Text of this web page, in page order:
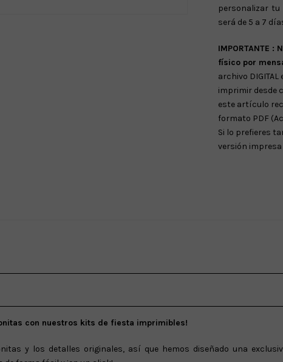
personalizar tu
será de 5 a 7
IMPORTANTE
físico por
archivo
imprimir desde
este artículo
formato PDF
Si lo prefieres
versión impresa
con nuestros kits de fiesta imprimibles!
y los detalles originales, así que hemos diseñado una